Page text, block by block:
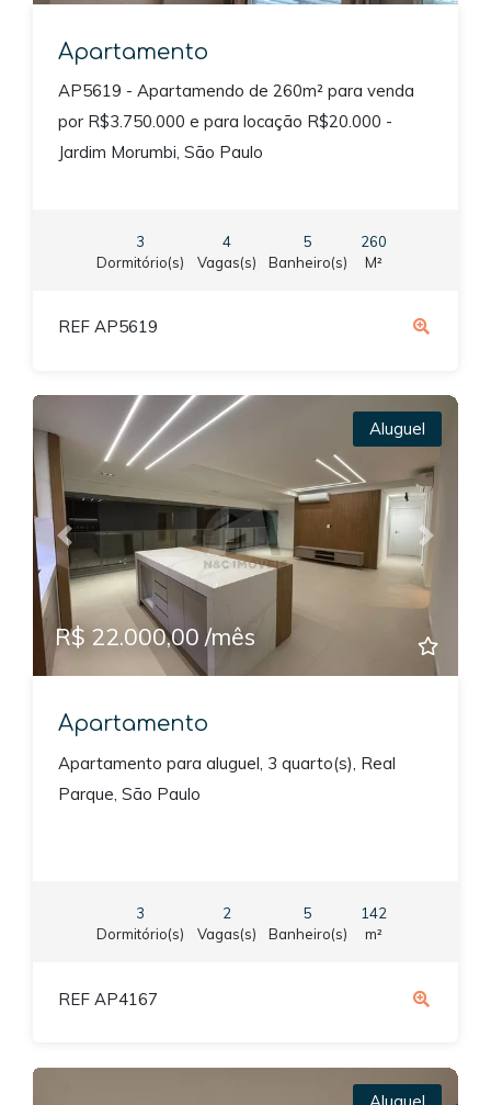
Apartamento
AP5619 - Apartamendo de 260m² para venda
por R$3.750.000 e para locação R$20.000 -
Jardim Morumbi, São Paulo
3
Dormitório(s)
4
Vagas(s)
5
Banheiro(s)
260
M²
REF AP5619
Previous Next
Aluguel
R$ 22.000,00 /mês
Apartamento
Apartamento para aluguel, 3 quarto(s), Real
Parque, São Paulo
3
Dormitório(s)
2
Vagas(s)
5
Banheiro(s)
142
m²
REF AP4167